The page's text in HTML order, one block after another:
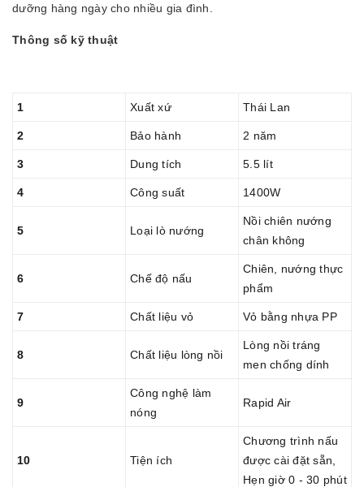
dưỡng hàng ngày cho nhiều gia đình.
Thông số kỹ thuật
1 Xuất xứ Thái Lan
2 Bảo hành 2 năm
3 Dung tích 5.5 lít
4 Công suất 1400W
5 Loại lò nướng
Nồi chiên nướng
chân không
6 Chế độ nấu
Chiên, nướng thực
phẩm
7 Chất liệu vỏ Vỏ bằng nhựa PP
8 Chất liệu lòng nồi
Lòng nồi tráng
men chống dính
9
Công nghệ làm
nóng
Rapid Air
10 Tiện ích
Chương trình nấu
được cài đặt sẵn,
Hẹn giờ 0 - 30 phút